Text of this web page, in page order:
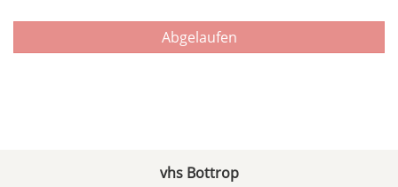
Abgelaufen
vhs Bottrop